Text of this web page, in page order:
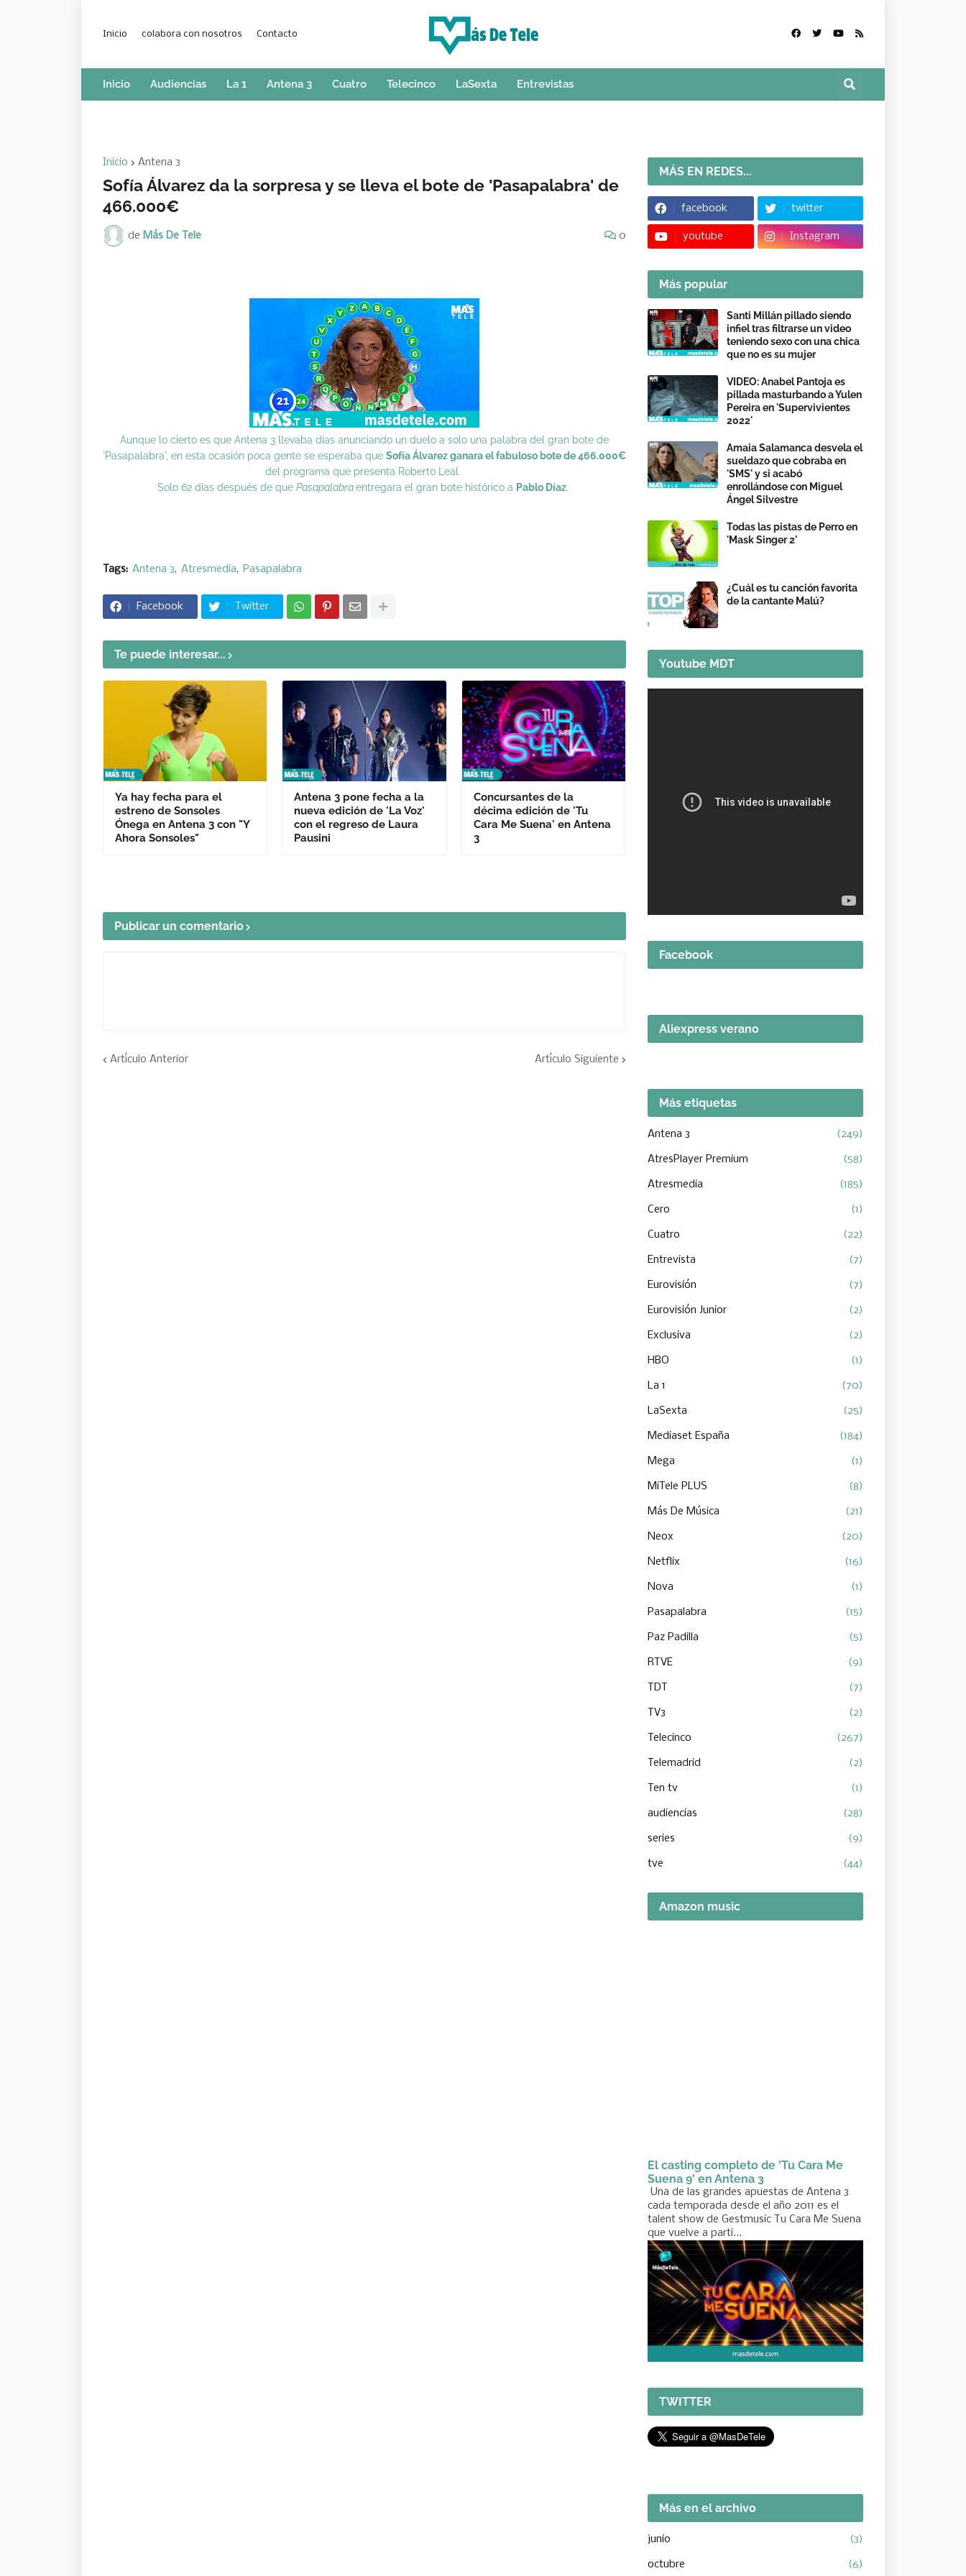
Inicio colabora con nosotros Contacto
Inicio Audiencias La 1 Antena 3 Cuatro Telecinco LaSexta Entrevistas
Inicio Antena 3
Sofía Álvarez da la sorpresa y se lleva el bote de 'Pasapalabra' de
466.000€
de Más De Tele 0
Aunque lo cierto es que Antena 3 llevaba días anunciando un duelo a solo una palabra del gran bote de
'Pasapalabra', en esta ocasión poca gente se esperaba que Sofía Álvarez ganara el fabuloso bote de 466.000€
del programa que presenta Roberto Leal.
Solo 62 días después de que Pasapalabraentregara el gran bote histórico a Pablo Díaz.
Tags: Antena 3 Atresmedia Pasapalabra
Facebook Twitter
Te puede interesar...
Ya hay fecha para el
estreno de Sonsoles
Ónega en Antena 3 con "Y
Ahora Sonsoles"
Antena 3 pone fecha a la
nueva edición de 'La Voz'
con el regreso de Laura
Pausini
Concursantes de la
décima edición de 'Tu
Cara Me Suena' en Antena
3
Publicar un comentario
Artículo Anterior Artículo Siguiente
MÁS EN REDES...
facebook twitter
youtube Instagram
Más popular
Santi Millán pillado siendo
infiel tras filtrarse un video
teniendo sexo con una chica
que no es su mujer
VIDEO: Anabel Pantoja es
pillada masturbando a Yulen
Pereira en 'Supervivientes
2022'
Amaia Salamanca desvela el
sueldazo que cobraba en
'SMS' y si acabó
enrollándose con Miguel
Ángel Silvestre
Todas las pistas de Perro en
'Mask Singer 2'
¿Cuál es tu canción favorita
de la cantante Malú?
Youtube MDT
Facebook
Aliexpress verano
Más etiquetas
Antena 3 (249)
AtresPlayer Premium (58)
Atresmedia (185)
Cero (1)
Cuatro (22)
Entrevista (7)
Eurovisión (7)
Eurovisión Junior (2)
Exclusiva (2)
HBO (1)
La 1 (70)
LaSexta (25)
Mediaset España (184)
Mega (1)
MiTele PLUS (8)
Más De Música (21)
Neox (20)
Netflix (16)
Nova (1)
Pasapalabra (15)
Paz Padilla (5)
RTVE (9)
TDT (7)
TV3 (2)
Telecinco (267)
Telemadrid (2)
Ten tv (1)
audiencias (28)
series (9)
tve (44)
Amazon music
El casting completo de 'Tu Cara Me
Suena 9' en Antena 3
Una de las grandes apuestas de Antena 3
cada temporada desde el año 2011 es el
talent show de Gestmusic Tu Cara Me Suena
que vuelve a parti...
TWITTER
Más en el archivo
junio (3)
octubre (6)